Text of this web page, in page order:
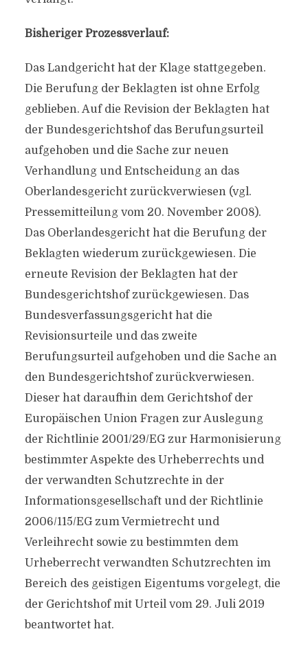
Bisheriger Prozessverlauf:
Das Landgericht hat der Klage stattgegeben.
Die Berufung der Beklagten ist ohne Erfolg
geblieben. Auf die Revision der Beklagten hat
der Bundesgerichtshof das Berufungsurteil
aufgehoben und die Sache zur neuen
Verhandlung und Entscheidung an das
Oberlandesgericht zurückverwiesen (vgl.
Pressemitteilung vom 20. November 2008).
Das Oberlandesgericht hat die Berufung der
Beklagten wiederum zurückgewiesen. Die
erneute Revision der Beklagten hat der
Bundesgerichtshof zurückgewiesen. Das
Bundesverfassungsgericht hat die
Revisionsurteile und das zweite
Berufungsurteil aufgehoben und die Sache an
den Bundesgerichtshof zurückverwiesen.
Dieser hat daraufhin dem Gerichtshof der
Europäischen Union Fragen zur Auslegung
der Richtlinie 2001/29/EG zur Harmonisierung
bestimmter Aspekte des Urheberrechts und
der verwandten Schutzrechte in der
Informationsgesellschaft und der Richtlinie
2006/115/EG zum Vermietrecht und
Verleihrecht sowie zu bestimmten dem
Urheberrecht verwandten Schutzrechten im
Bereich des geistigen Eigentums vorgelegt, die
der Gerichtshof mit Urteil vom 29. Juli 2019
beantwortet hat.